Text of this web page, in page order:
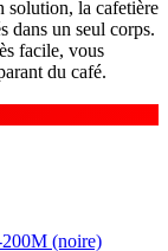
solution, la cafetière
dans un seul corps.
facile, vous
du café.